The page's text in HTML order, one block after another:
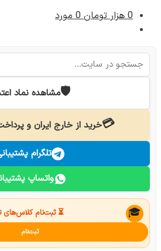
0 هزار تومان 0 مورد
🛡️مشاهده نماد
💳خرید از خارج ایران و
تلگرام
واتساپ
🎓 ⏳ ثبت‌نام کلاس‌های
ثبت‌نام